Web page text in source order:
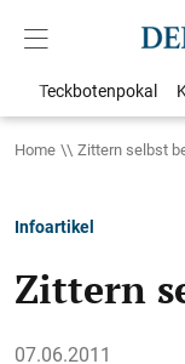
Teckbotenpokal
Home Zittern selbst
Infoartikel
Zittern
07.06.2011